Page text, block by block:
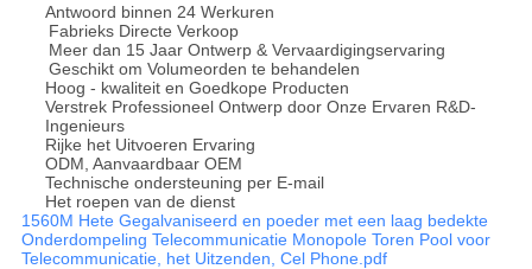
Antwoord binnen 24 Werkuren
Fabrieks Directe Verkoop
Meer dan 15 Jaar Ontwerp & Vervaardigingservaring
Geschikt om Volumeorden te behandelen
Hoog - kwaliteit en Goedkope Producten
Verstrek Professioneel Ontwerp door Onze Ervaren R&D-
Ingenieurs
Rijke het Uitvoeren Ervaring
ODM, Aanvaardbaar OEM
Technische ondersteuning per E-mail
Het roepen van de dienst
1560M Hete Gegalvaniseerd en poeder met een laag bedekte
Onderdompeling Telecommunicatie Monopole Toren Pool voor
Telecommunicatie, het Uitzenden, Cel Phone.pdf